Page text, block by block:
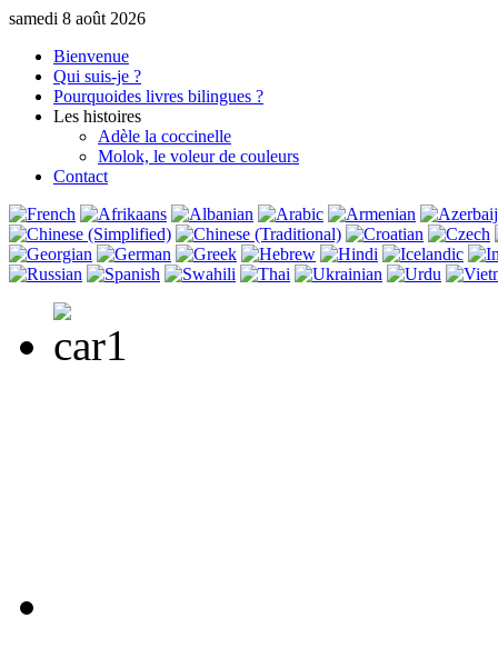
samedi 8 août 2026
Bienvenue
Qui suis-je ?
Pourquoides livres bilingues ?
Les histoires
Adèle la coccinelle
Molok, le voleur de couleurs
Contact